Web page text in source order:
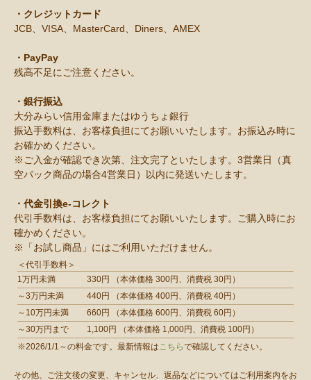
・クレジットカード
JCB、VISA、MasterCard、Diners、AMEX
・PayPay
残高不足にご注意ください。
・銀行振込
大分みらい信用金庫またはゆうちょ銀行
振込手数料は、お客様負担にてお願いいたします。お振込み時に
お確かめください。
※ご入金が確認でき次第、注文完了といたします。3営業日（真
空パック商品の場合4営業日）以内に発送いたします。
・代金引換e-コレクト
代引手数料は、お客様負担にてお願いいたします。ご購入時にお
確かめください。
※「お試し商品」にはご利用いただけません。
＜代引手数料＞
1万円未満
330円 （本体価格 300円、消費税 30円）
～3万円未満
440円 （本体価格 400円、消費税 40円）
～10万円未満
660円 （本体価格 600円、消費税 60円）
～30万円まで
1,100円 （本体価格 1,000円、消費税 100円）
※2026/1/1～の料金です。最新情報はこちらで確認してください。
その他、ご注文後の変更、キャンセル、返品などについてはご利用案内をお